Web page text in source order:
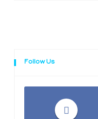
Follow Us